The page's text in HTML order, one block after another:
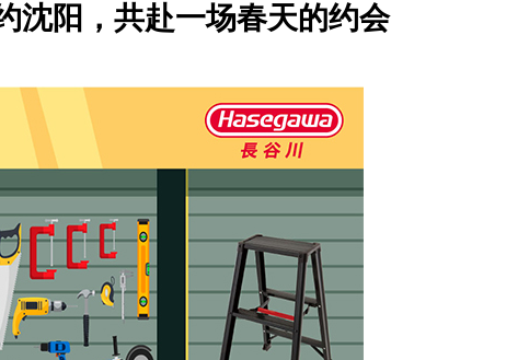
沈阳，共赴一场春天的约会